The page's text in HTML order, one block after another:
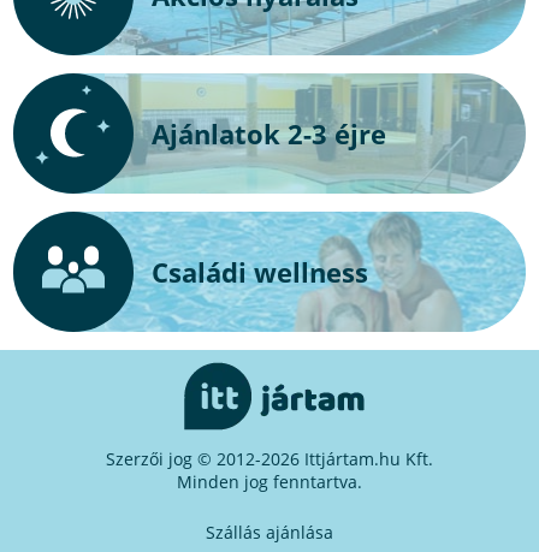
Ajánlatok 2-3 éjre
Családi wellness
Szerzői jog © 2012-2026 Ittjártam.hu Kft.
Minden jog fenntartva.
Szállás ajánlása